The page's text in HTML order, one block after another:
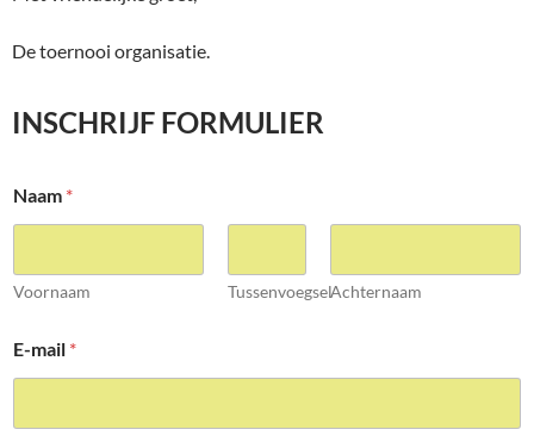
De toernooi organisatie.
INSCHRIJF FORMULIER
Naam *
Voornaam TussenvoegselAchternaam
E-mail *